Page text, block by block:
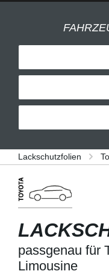
Lackschutzfolien
passgenau für
Limousine